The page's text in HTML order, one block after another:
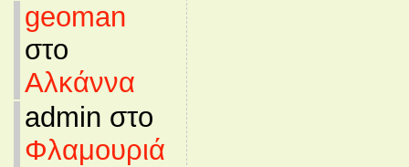
geoman
στο
Αλκάννα
admin στο
Φλαμουριά